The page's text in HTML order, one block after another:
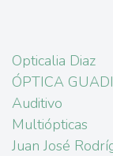
Opticalia Diaz
ÓPTICA
Auditivo
Multiópticas
Juan José